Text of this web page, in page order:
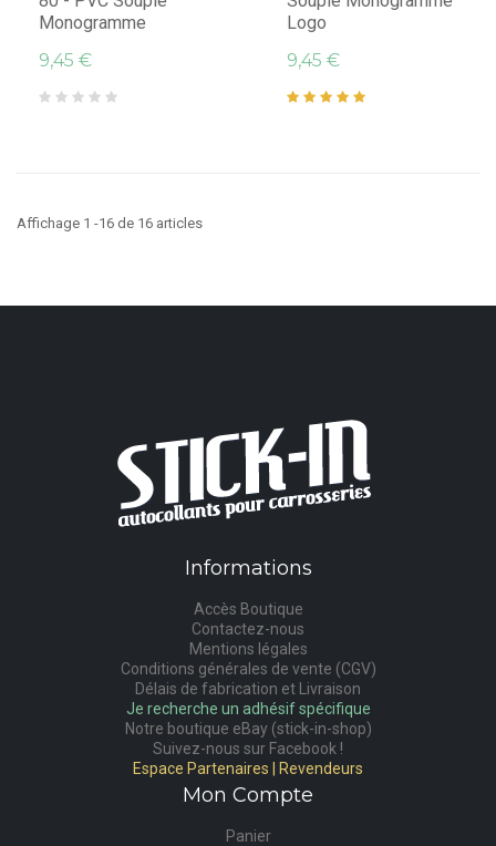
Monogramme
9,45 €
Logo
9,45 €
Affichage 1 -16 de 16 articles
Informations
Accès Boutique
Contactez-nous
Mentions légales
Conditions générales de vente (CGV)
Délais de fabrication et Livraison
Je recherche un adhésif spécifique
Notre boutique eBay (stick-in-shop)
Suivez-nous sur Facebook !
Espace Partenaires | Revendeurs
Mon Compte
Panier